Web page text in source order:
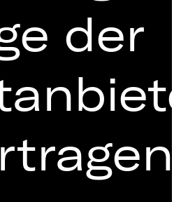
Dezember 2003,
Carlo, Grimaldi
(MCO)
Jean-Christophe Maillot
Gaëtan Raffin,
George
Michel Lainé
Drillot
Julien
der